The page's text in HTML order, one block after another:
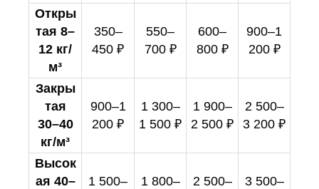
Откры
тая 8–
12 кг/
м³
350–
450 ₽
550–
700 ₽
600–
800 ₽
900–1
200 ₽
Закры
тая
30–40
кг/м³
900–1
200 ₽
1 300–
1 500 ₽
1 900–
2 500 ₽
2 500–
3 200 ₽
Высок
ая 40–
1 500–
1 800–
2 500–
3 500–